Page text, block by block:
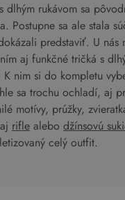
dlhým rukávom sa
Postupne sa ale stala
predstaviť. U nás
aj funkčné tričká s
K nim si do kompletu
sa trochu ochladí, aj
motívy, prúžky,
rifle alebo džínsovú
celý outfit.